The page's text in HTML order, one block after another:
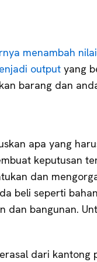
menambah nilai
output yang
barang dan
apa yang
keputusan
dan
beli seperti
dan bangunan.
dari kantong